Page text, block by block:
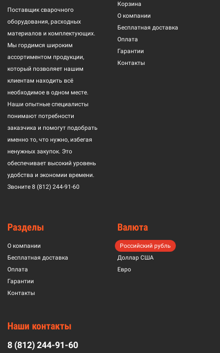
Поставщик сварочного
оборудования, расходных
материалов и комплектующих.
Мы гордимся широким
ассортиментом продукции,
который позволяет нашим
клиентам находить всё
необходимое в одном месте.
Наши опытные специалисты
понимают потребности
заказчика и помогут подобрать
именно то, что нужно, избегая
ненужных закупок. Это
обеспечивает высокий уровень
удобства и экономии времени.
Звоните 8 (812) 244-91-60
Корзина
О компании
Бесплатная доставка
Оплата
Гарантии
Контакты
Разделы
О компании
Бесплатная доставка
Оплата
Гарантии
Контакты
Валюта
Российский рубль
Доллар США
Евро
Наши контакты
8 (812) 244-91-60